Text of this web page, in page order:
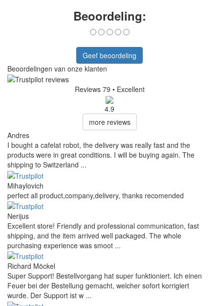
Beoordeling:
Geef beoordeling
Beoordelingen van onze klanten
Reviews 79 • Excellent
4.9
more reviews
Andres
I bought a cafelat robot, the delivery was really fast and the
products were in great conditions. I will be buying again. The
shipping to Switzerland ...
Mihaylovich
perfect all product,company,delivery, thanks recomended
Nerijus
Excellent store! Friendly and professional communication, fast
shipping, and the item arrived well packaged. The whole
purchasing experience was smoot ...
Richard Möckel
Super Support! Bestellvorgang hat super funktioniert. Ich einen
Feuer bei der Bestellung gemacht, welcher sofort korrigiert
wurde. Der Support ist w ...